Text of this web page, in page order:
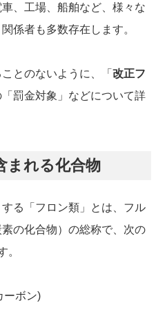
、工場、船舶など、様々な
係者も多数存在します。
とのないように、「 改正フ
罰金対象」などについて詳
まれる化合物
る「フロン類」とは、フル
の化合物）の総称で、次の
。
ーボン)